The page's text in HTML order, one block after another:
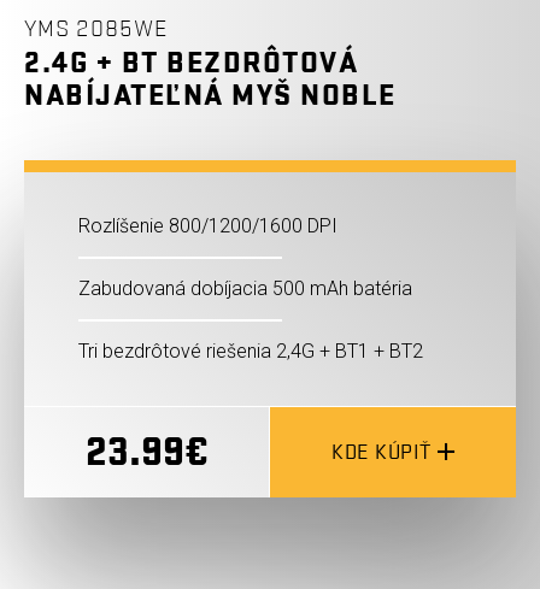
YMS 2085WE
2.4G + BT BEZDRÔTOVÁ
NABÍJATEĽNÁ MYŠ NOBLE
Rozlíšenie 800/1200/1600 DPI
Zabudovaná dobíjacia 500 mAh batéria
Tri bezdrôtové riešenia 2,4G + BT1 + BT2
23.99€ KDE KÚPIŤ